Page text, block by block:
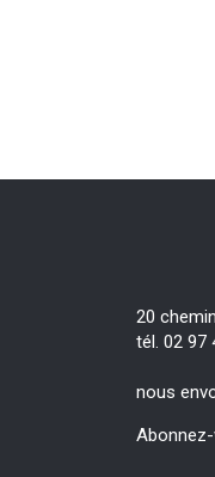
20
tél. 02 97
nous